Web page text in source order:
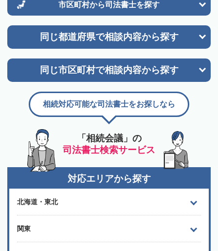
市区町村から司法書士を探す
同じ都道府県で相談内容から探す
同じ市区町村で相談内容から探す
「相続会議」の
司法書士検索サービス
相続対応可能な司法書士をお探しなら
対応エリアから探す
北海道・東北
関東